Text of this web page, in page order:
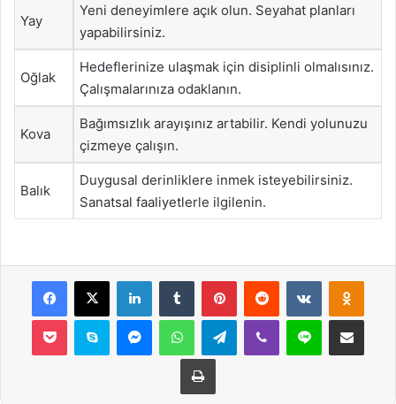
Yay
Yeni deneyimlere açık olun. Seyahat planları
yapabilirsiniz.
Oğlak
Hedeflerinize ulaşmak için disiplinli olmalısınız.
Çalışmalarınıza odaklanın.
Kova
Bağımsızlık arayışınız artabilir. Kendi yolunuzu
çizmeye çalışın.
Balık
Duygusal derinliklere inmek isteyebilirsiniz.
Sanatsal faaliyetlerle ilgilenin.
Facebook
X LinkedInTumblr PinterestReddit VKontakte
Pocket Skype MessengerWhatsAppTelegramViber Line E-Posta ile
Yazdır